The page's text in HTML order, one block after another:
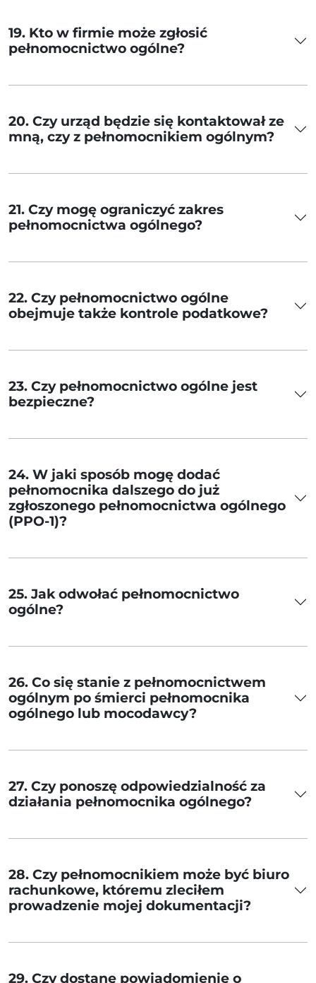
19. Kto w firmie może zgłosić
pełnomocnictwo ogólne?
20. Czy urząd będzie się kontaktował ze
mną, czy z pełnomocnikiem ogólnym?
21. Czy mogę ograniczyć zakres
pełnomocnictwa ogólnego?
22. Czy pełnomocnictwo ogólne
obejmuje także kontrole podatkowe?
23. Czy pełnomocnictwo ogólne jest
bezpieczne?
24. W jaki sposób mogę dodać
pełnomocnika dalszego do już
zgłoszonego pełnomocnictwa ogólnego
(PPO-1)?
25. Jak odwołać pełnomocnictwo
ogólne?
26. Co się stanie z pełnomocnictwem
ogólnym po śmierci pełnomocnika
ogólnego lub mocodawcy?
27. Czy ponoszę odpowiedzialność za
działania pełnomocnika ogólnego?
28. Czy pełnomocnikiem może być biuro
rachunkowe, któremu zleciłem
prowadzenie mojej dokumentacji?
29. Czy dostanę powiadomienie o